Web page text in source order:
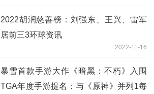
2022胡润慈善榜：刘强东、王兴、雷军
居前三3环球资讯
2022-11-16
暴雪首款手游大作《暗黑：不朽》入围
TGA年度手游提名：与《原神》并列1每